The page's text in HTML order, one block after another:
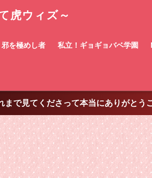
虎ウィズ～
を極めし者 私立！ギョギョバベ学園
まで見てくださって本当にありがとう